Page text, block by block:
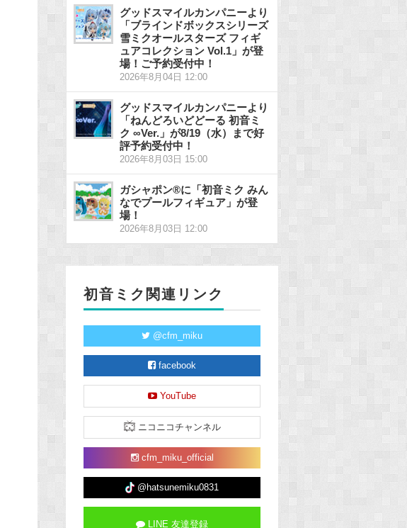
グッドスマイルカンパニーより
「ブラインドボックスシリーズ
雪ミクオールスターズ フィギ
ュアコレクション Vol.1」が登
場！ご予約受付中！
2026年8月04日 12:00
グッドスマイルカンパニーより
「ねんどろいどどーる 初音ミ
ク ∞Ver.」が8/19（水）まで好
評予約受付中！
2026年8月03日 15:00
ガシャポン®に「初音ミク みん
なでプールフィギュア」が登
場！
2026年8月03日 12:00
初音ミク関連リンク
@cfm_miku
facebook
YouTube
ニコニコチャンネル
cfm_miku_official
@hatsunemiku0831
LINE 友達登録